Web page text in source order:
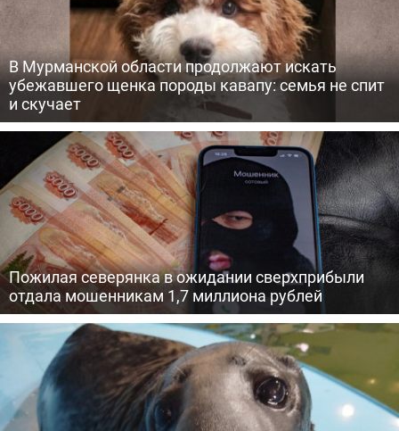
В Мурманской области продолжают искать
убежавшего щенка породы кавапу: семья не спит
и скучает
Пожилая северянка в ожидании сверхприбыли
отдала мошенникам 1,7 миллиона рублей